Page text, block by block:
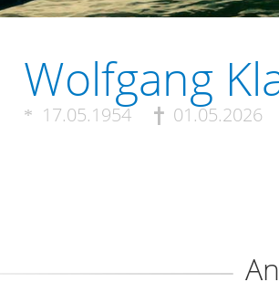
Wolfgang
17.05.1954 01.05.2026